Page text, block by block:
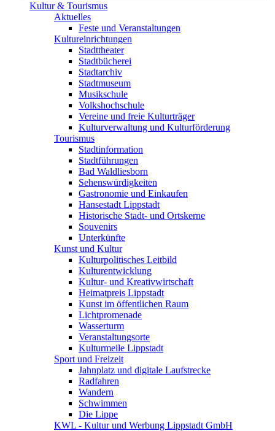
Kultur & Tourismus
Aktuelles
Feste und Veranstaltungen
Kultureinrichtungen
Stadttheater
Stadtbücherei
Stadtarchiv
Stadtmuseum
Musikschule
Volkshochschule
Vereine und freie Kulturträger
Kulturverwaltung und Kulturförderung
Tourismus
Stadtinformation
Stadtführungen
Bad Waldliesborn
Sehenswürdigkeiten
Gastronomie und Einkaufen
Hansestadt Lippstadt
Historische Stadt- und Ortskerne
Souvenirs
Unterkünfte
Kunst und Kultur
Kulturpolitisches Leitbild
Kulturentwicklung
Kultur- und Kreativwirtschaft
Heimatpreis Lippstadt
Kunst im öffentlichen Raum
Lichtpromenade
Wasserturm
Veranstaltungsorte
Kulturmeile Lippstadt
Sport und Freizeit
Jahnplatz und digitale Laufstrecke
Radfahren
Wandern
Schwimmen
Die Lippe
KWL - Kultur und Werbung Lippstadt GmbH